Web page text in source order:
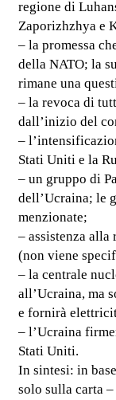
regione di
Zaporizhzhya e
– la promessa
della NATO; la
rimane una
– la revoca di
dall’inizio del
–
Stati Uniti e la
– un gruppo di
dell’Ucraina; le
menzionate;
– assistenza
(non viene
– la centrale
all’Ucraina, ma
e fornirà
– l’Ucraina
Stati Uniti.
In sintesi: in
solo sulla carta